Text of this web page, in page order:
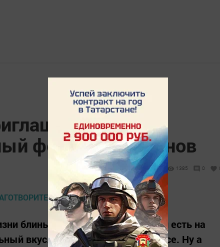
на
фестиваль блинов
1385 0
блины. И надо сказать, что они есть на
вкус. Поэтому блины любят все. Ну а